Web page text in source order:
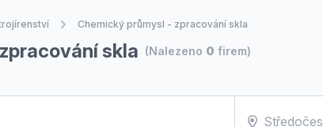
Chemický průmysl - zpracování skla
skla (Nalezeno 0 firem)